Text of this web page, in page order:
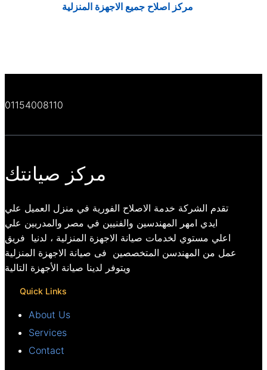
مركز اصلاح جميع الاجهزة المنزلية
01154008110
مركز صيانتك
تقدم الشركة خدمة الاصلاح الفورية في منزل العميل علي
ايدي امهر المهندسين والفنيين في مصر والمدربين علي
اعلي مستوي لخدمات صيانة الاجهزة المنزلية ، لدنيا فريق
عمل من المهندسن المتخصصين فى صيانة الاجهزة المنزلية
ويتوفر لدينا صيانة الأجهزة التالية
Quick Links
About Us
Services
Contact